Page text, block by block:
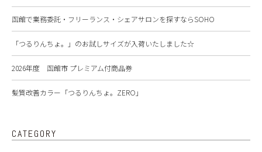
函館で業務委託・フリーランス・シェアサロンを探すならSOHO
「つるりんちょ。」のお試しサイズが入荷いたしました☆
2026年度 函館市 プレミアム付商品券
髪質改善カラー「つるりんちょ。ZERO」
CATEGORY